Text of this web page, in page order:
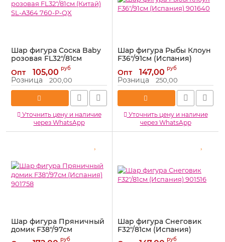
Шар фигура Соска Baby
розовая FL32"/81см
(Китай) SL-A364 760-P-QX
Артикул: 760-P-QX
Опт 105,00 руб
Розница 200,00
Уточнить цену и наличие
через WhatsApp
Шар фигура Рыбы Клоун
F36"/91см (Испания)
Артикул: 901640
Опт 147,00 руб
Розница 250,00
Уточнить цену и наличие
через WhatsApp
Шар фигура Пряничный
домик F38"/97см
(Испания) 901758
руб
Шар фигура Снеговик
F32"/81см (Испания)
руб